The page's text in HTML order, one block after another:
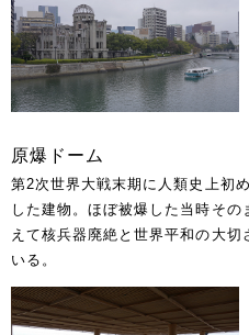
原爆ドーム
第2次世界大戦末期に人類史上初
した建物。ほぼ被爆した当時そ
えて核兵器廃絶と世界平和の大
いる。